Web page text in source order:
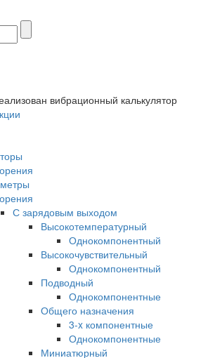
вибрационный калькулятор
С зарядовым выходом
Высокотемпературный
Однокомпонентный
Высокочувствительный
Однокомпонентный
Подводный
Однокомпонентные
Общего назначения
3-x компонентные
Однокомпонентные
Миниатюрный